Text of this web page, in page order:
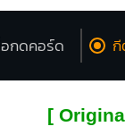
อกดคอร์ด กี
[